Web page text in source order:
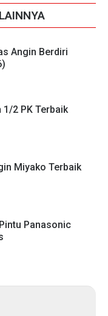
Angin Berdiri
1/2 PK Terbaik
Miyako Terbaik
Panasonic